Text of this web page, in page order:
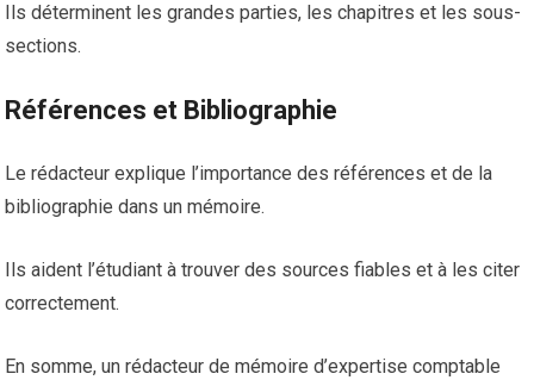
Ils déterminent les grandes parties, les chapitres et les sous-
sections.
Références et Bibliographie
Le rédacteur explique l’importance des références et de la
bibliographie dans un mémoire.
Ils aident l’étudiant à trouver des sources fiables et à les citer
correctement.
En somme, un rédacteur de mémoire d’expertise comptable